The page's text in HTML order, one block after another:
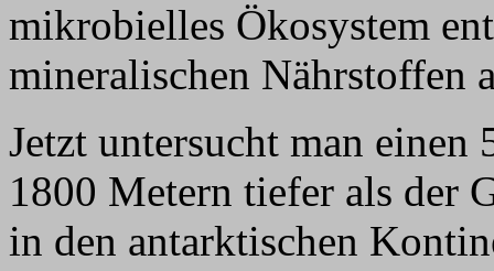
mikrobielles Ökosystem
mineralischen Nährstoffen
Jetzt untersucht man
1800 Metern tiefer als der
in den antarktischen